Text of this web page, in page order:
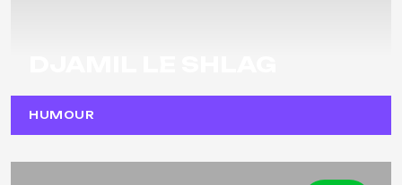
HUMOUR